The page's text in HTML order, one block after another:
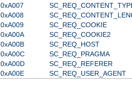
0xA007
0xA008
0xA009
SC_REQ_COOKIE
0xA00A
SC_REQ_COOKIE2
0xA00B
SC_REQ_HOST
0xA00C
SC_REQ_PRAGMA
0xA00D
SC_REQ_REFERER
0xA00E SC_REQ_USER_AGENT